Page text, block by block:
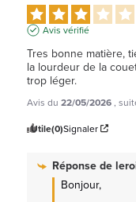
Avis vérifié
Tres bonne matière,
la lourdeur de la
trop léger.
Avis du 22/05/2026,
Utile(0)Signaler
Réponse de
Bonjour,